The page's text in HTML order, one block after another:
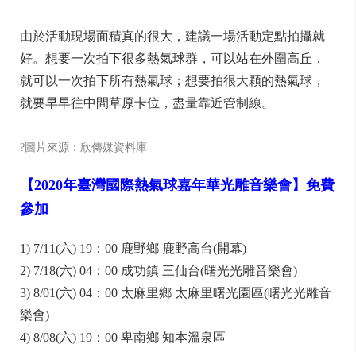
由於活動現場面積真的很大，建議一場活動定點拍攝就
好。想要一次拍下很多熱氣球群，可以站在外圍高丘，
就可以一次拍下所有熱氣球；想要拍很大顆的熱氣球，
就要早早往中間草原卡位，盡量靠近管制線。
?圖片來源：欣傳媒資料庫
【2020年臺灣國際熱氣球嘉年華光雕音樂會】免費
參加
1) 7/11(六) 19：00 鹿野鄉 鹿野高台(開幕)
2) 7/18(六) 04：00 成功鎮 三仙台(曙光光雕音樂會)
3) 8/01(六) 04：00 太麻里鄉 太麻里曙光園區(曙光光雕音
樂會)
4) 8/08(六) 19：00 卑南鄉 知本溫泉區